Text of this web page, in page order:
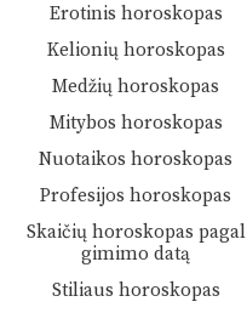
Erotinis horoskopas
Kelionių horoskopas
Medžių horoskopas
Mitybos horoskopas
Nuotaikos horoskopas
Profesijos horoskopas
Skaičių horoskopas pagal
gimimo datą
Stiliaus horoskopas